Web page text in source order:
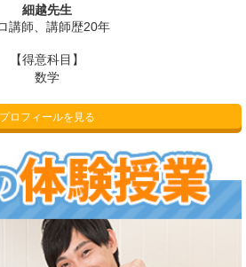
細越先生
講師、講師歴20年
【得意科目】
数学
プロフィールを見る